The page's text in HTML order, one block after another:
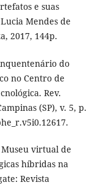
e suas
Mendes de
2017, 144p.
do
no Centro de
Rev.
(SP), v. 5, p.
Museu virtual de
híbridas na
Revista